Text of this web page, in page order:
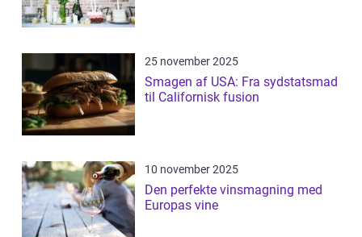
25 november 2025
Smagen af USA: Fra sydstatsmad
til Californisk fusion
10 november 2025
Den perfekte vinsmagning med
Europas vine